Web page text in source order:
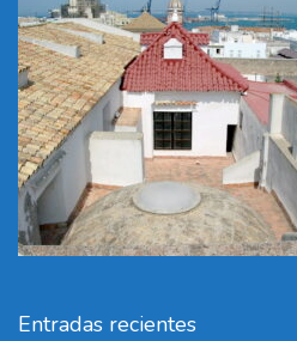
Entradas recientes